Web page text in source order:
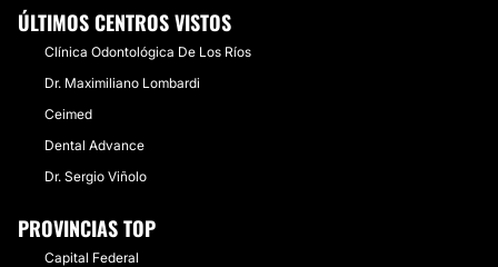
ÚLTIMOS CENTROS VISTOS
Clínica Odontológica De Los Ríos
Dr. Maximiliano Lombardi
Ceimed
Dental Advance
Dr. Sergio Viñolo
PROVINCIAS TOP
Capital Federal